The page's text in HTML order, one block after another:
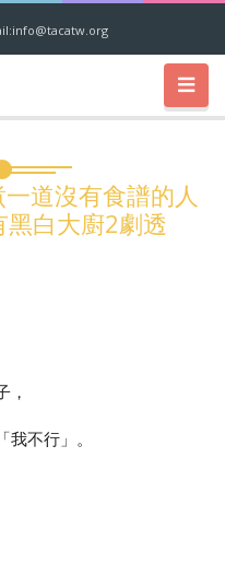
info@tacatw.org
道沒有食譜的人
白大廚2劇透
，
不行」。